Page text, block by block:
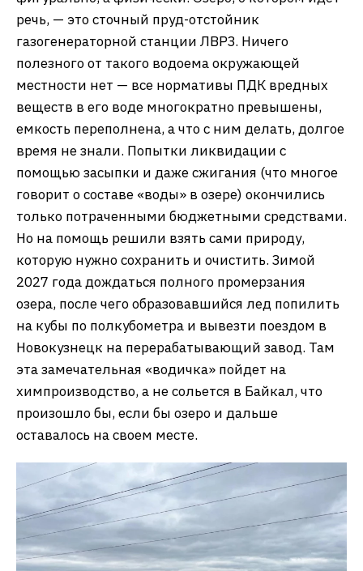
речь, — это сточный пруд-отстойник
газогенераторной станции ЛВРЗ. Ничего
полезного от такого водоема окружающей
местности нет — все нормативы ПДК вредных
веществ в его воде многократно превышены,
емкость переполнена, а что с ним делать, долгое
время не знали. Попытки ликвидации с
помощью засыпки и даже сжигания (что многое
говорит о составе «воды» в озере) окончились
только потраченными бюджетными средствами.
Но на помощь решили взять сами природу,
которую нужно сохранить и очистить. Зимой
2027 года дождаться полного промерзания
озера, после чего образовавшийся лед попилить
на кубы по полкубометра и вывезти поездом в
Новокузнецк на перерабатывающий завод. Там
эта замечательная «водичка» пойдет на
химпроизводство, а не сольется в Байкал, что
произошло бы, если бы озеро и дальше
оставалось на своем месте.